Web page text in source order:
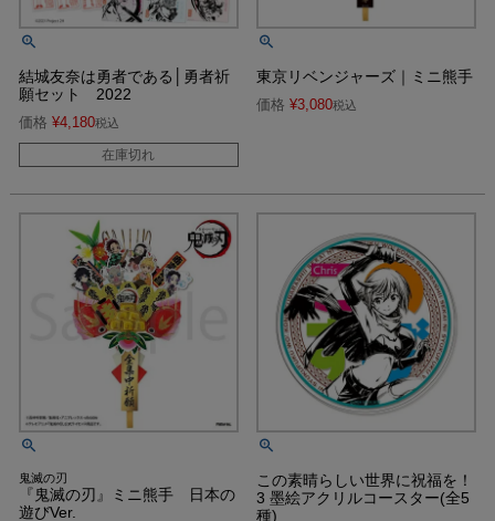
結城友奈は勇者である│勇者祈
願セット 2022
価格 ¥4,180税込
在庫切れ
東京リベンジャーズ｜ミニ熊手
価格 ¥3,080税込
鬼滅の刃
『鬼滅の刃』ミニ熊手 日本の
遊びVer.
この素晴らしい世界に祝福を！
3 墨絵アクリルコースター(全5
種)